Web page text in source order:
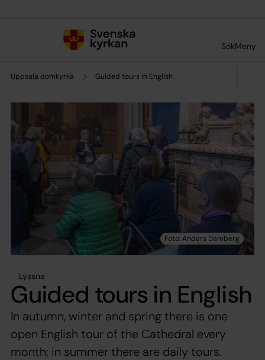
SökMeny
Uppsala domkyrka Guided tours in English
Lyssna
Guided tours in English
In autumn, winter and spring there is one
open English tour of the Cathedral every
month; in summer there are daily tours.